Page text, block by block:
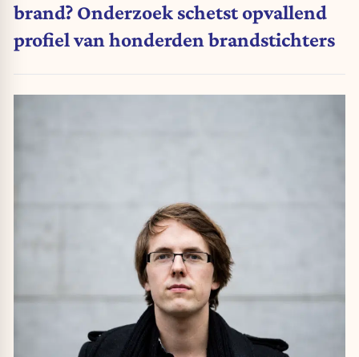
brand? Onderzoek schetst opvallend
profiel van honderden brandstichters